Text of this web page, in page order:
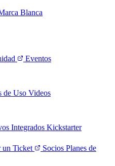
Blanca
Eventos
de Uso Videos
Integrados Kickstarter
un Ticket Socios Planes de